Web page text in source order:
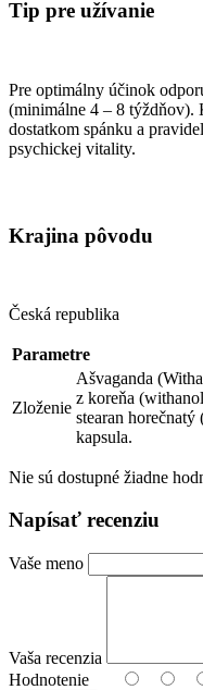
Tip pre užívanie
Pre optimálny účinok
(minimálne 4 – 8 týždňov).
dostatkom spánku a
psychickej vitality.
Krajina pôvodu
Česká republika
Parametre
Zloženie
Ašvaganda
z koreňa
stearan
kapsula.
Nie sú dostupné žiadne
Napísať recenziu
Vaše meno
Vaša recenzia
Hodnotenie